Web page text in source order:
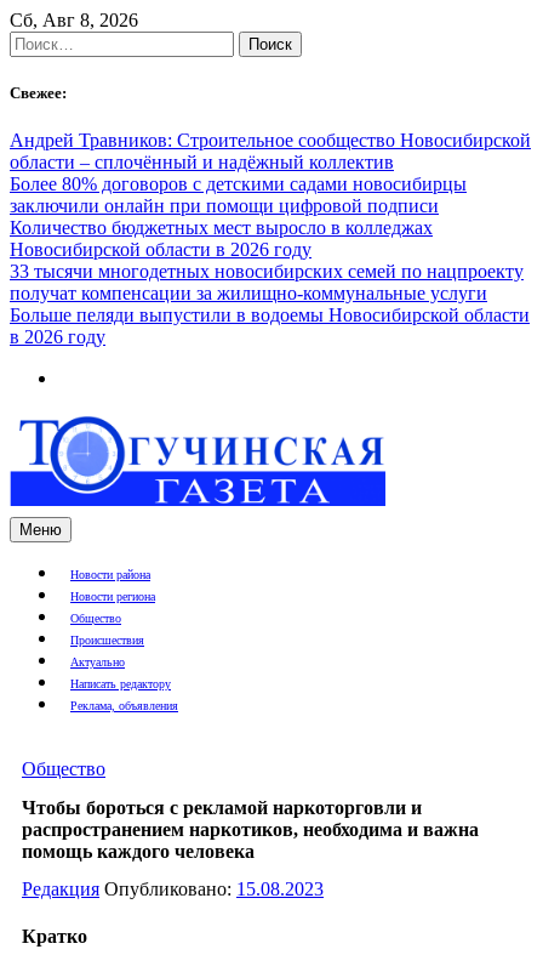
Skip
to
content
Сб, Авг 8, 2026
Найти:
Свежее:
Андрей Травников: Строительное сообщество Новосибирской
области – сплочённый и надёжный коллектив
Более 80% договоров с детскими садами новосибирцы
заключили онлайн при помощи цифровой подписи
Количество бюджетных мест выросло в колледжах
Новосибирской области в 2026 году
33 тысячи многодетных новосибирских семей по нацпроекту
получат компенсации за жилищно-коммунальные услуги
Больше пеляди выпустили в водоемы Новосибирской области
в 2026 году
Меню
Новости района
Новости региона
Общество
Происшествия
Актуально
Написать редактору
Реклама, объявления
Общество
Чтобы бороться с рекламой наркоторговли и
распространением наркотиков, необходима и важна
помощь каждого человека
Редакция Опубликовано: 15.08.2023
Кратко